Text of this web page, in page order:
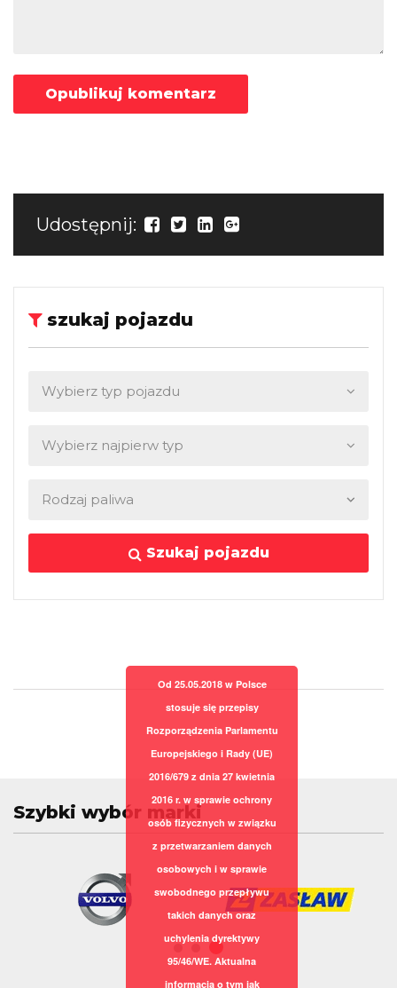
Udostępnij:
szukaj pojazdu
Szukaj pojazdu
Szybki wybór marki
Od 25.05.2018 w Polsce
stosuje się przepisy
Rozporządzenia Parlamentu
Europejskiego i Rady (UE)
2016/679 z dnia 27 kwietnia
2016 r. w sprawie ochrony
osób fizycznych w związku
z przetwarzaniem danych
osobowych i w sprawie
swobodnego przepływu
takich danych oraz
uchylenia dyrektywy
95/46/WE. Aktualna
informacja o tym jak